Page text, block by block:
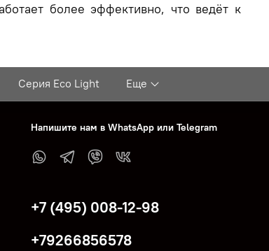
более эффективно, что ведёт к
Серия Eco Light Еще
Напишите нам в WhatsApp или Telegram
+7 (495) 008-12-98
+79266856578